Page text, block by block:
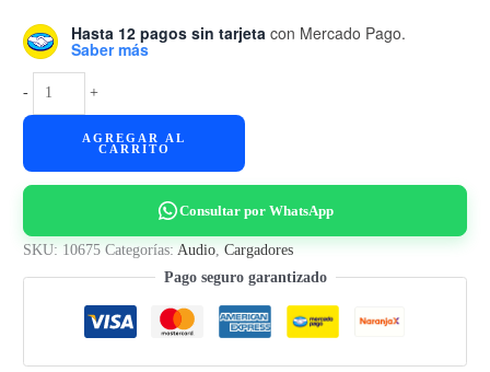
Hasta 12 pagos sin tarjeta con Mercado Pago.
Saber más
-
Transmisor
FM
Bluetooth
Auto
KOS-
+
AGREGAR AL
CARRITO
Consultar por WhatsApp
SKU: 10675 Categorías: Audio ,Cargadores
Pago seguro garantizado